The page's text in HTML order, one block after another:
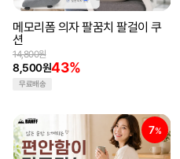
메모리폼 의자 팔꿈치 팔걸이 쿠
션
8,500원43%
14,800원
무료배송
7%